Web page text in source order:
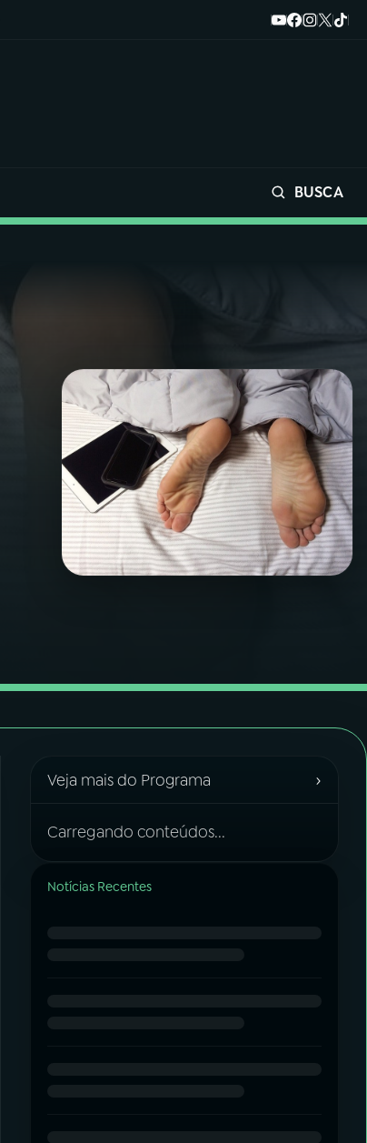
BUSCA
Veja mais do Programa ›
Carregando conteúdos...
Notícias Recentes